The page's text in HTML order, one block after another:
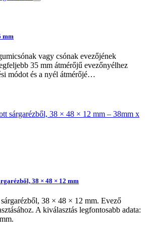
mm
vagy csónak evezőjének
35 mm átmérőjű evezőnyélhez
módot és a nyél átmérőjé…
38 × 48 × 12 mm
38 × 48 × 12 mm. Evező
A kiválasztás legfontosabb adata: